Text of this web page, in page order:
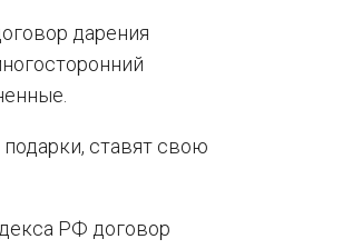
дарения
ставят свою
РФ договор